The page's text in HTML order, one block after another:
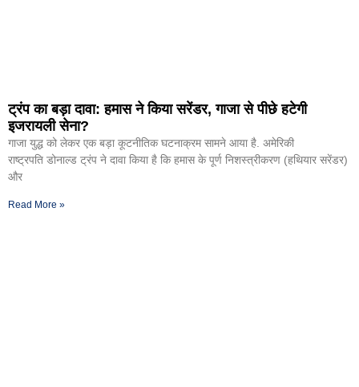
ट्रंप का बड़ा दावा: हमास ने किया सरेंडर, गाजा से पीछे हटेगी
इजरायली सेना?
गाजा युद्ध को लेकर एक बड़ा कूटनीतिक घटनाक्रम सामने आया है. अमेरिकी
राष्ट्रपति डोनाल्ड ट्रंप ने दावा किया है कि हमास के पूर्ण निशस्त्रीकरण (हथियार सरेंडर)
और
Read More »